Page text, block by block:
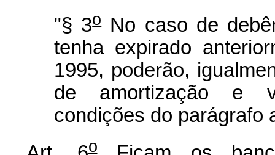
"§ 3oNo caso de
tenha expirado
1995, poderão,
de amortização e
condições do parágrafo
o